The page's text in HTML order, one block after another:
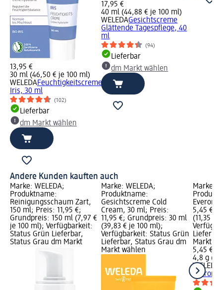
13,95 €
30 ml (46,50 € je 100 ml)
WELEDAFeuchtigkeitscreme
Iris, 30 ml
(102)
Lieferbar
dm Markt wählen
17,95 €
40 ml (44,88 € je 100 ml)
WELEDAGesichtscreme
Glättende Tagespflege, 40
ml
(94)
Lieferbar
dm Markt wählen
Andere Kunden kauften auch
Marke: WELEDA;
Produktname:
Reinigungsschaum Zart,
150 ml; Preis: 11,95 €;
Grundpreis: 150 ml (7,97 €
je 100 ml); Verfügbarkeit:
Status Grün Lieferbar,
Status Grau dm Markt
Marke: WELEDA;
Produktname:
Gesichtscreme Cold
Cream, 30 ml; Preis:
11,95 €; Grundpreis: 30 ml
(39,83 € je 100 ml);
Verfügbarkeit: Status Grün
Lieferbar, Status Grau dm
Markt wählen
Marke:
Everon,
5,45 €;
(11,35 €
Markt
5,45 €
4,8 g
WELEDA
Everon,